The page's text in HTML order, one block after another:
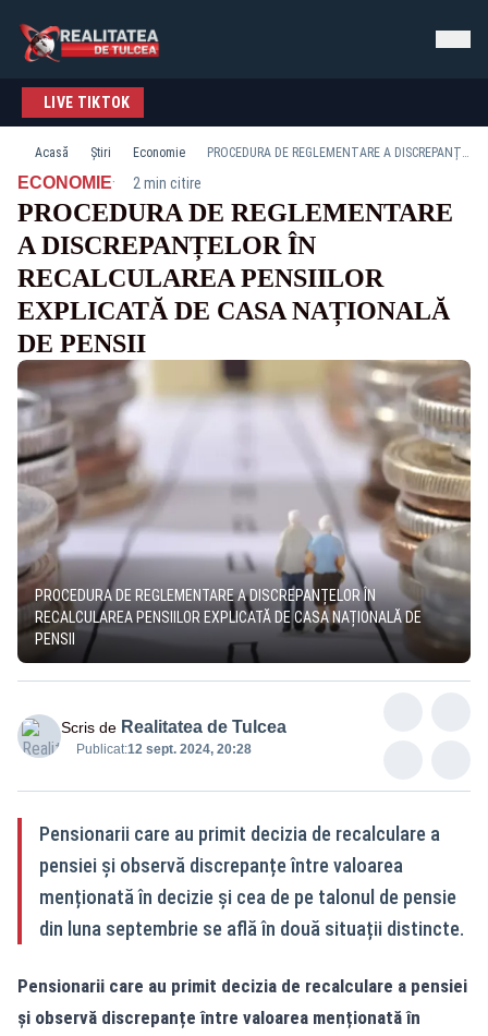
LIVE TIKTOK
Acasă Știri Economie PROCEDURA DE REGLEMENTARE A DISCREPANȚELOR ÎN RECALCULAREA PENSIILOR EXPLICATĂ DE CASA NAȚIONALĂ DE PENSII
ECONOMIE· 2 min citire
PROCEDURA DE REGLEMENTARE
A DISCREPANȚELOR ÎN
RECALCULAREA PENSIILOR
EXPLICATĂ DE CASA NAȚIONALĂ
DE PENSII
PROCEDURA DE REGLEMENTARE A DISCREPANȚELOR ÎN
RECALCULAREA PENSIILOR EXPLICATĂ DE CASA NAȚIONALĂ DE
PENSII
Scris de Realitatea de Tulcea
Publicat:12 sept. 2024, 20:28
Pensionarii care au primit decizia de recalculare a
pensiei și observă discrepanțe între valoarea
menționată în decizie și cea de pe talonul de pensie
din luna septembrie se află în două situații distincte.
Pensionarii care au primit decizia de recalculare a pensiei
și observă discrepanțe între valoarea menționată în